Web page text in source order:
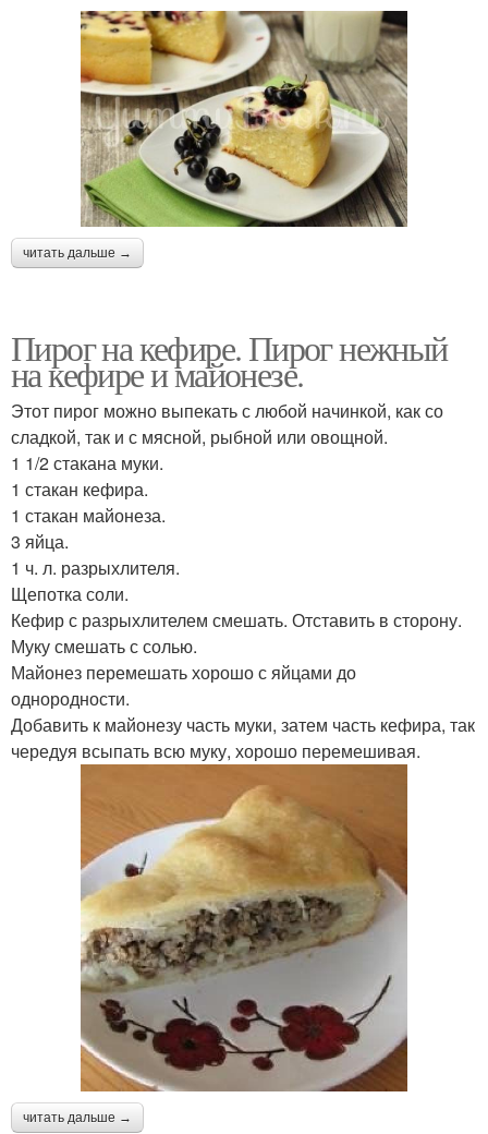
читать дальше →
Пирог на кефире. Пирог нежный
на кефире и майонезе.
Этот пирог можно выпекать с любой начинкой, как со
сладкой, так и с мясной, рыбной или овощной.
1 1/2 стакана муки.
1 стакан кефира.
1 стакан майонеза.
3 яйца.
1 ч. л. разрыхлителя.
Щепотка соли.
Кефир с разрыхлителем смешать. Отставить в сторону.
Муку смешать с солью.
Майонез перемешать хорошо с яйцами до
однородности.
Добавить к майонезу часть муки, затем часть кефира, так
чередуя всыпать всю муку, хорошо перемешивая.
читать дальше →